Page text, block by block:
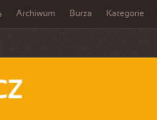
Archiwum Burza Kategorie